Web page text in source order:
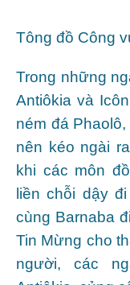
Tông đồ Công
Trong những
Antiôkia và
ném đá
nên kéo ngài
khi các môn
liền chỗi dậy
cùng Barnaba
Tin Mừng cho
người, các